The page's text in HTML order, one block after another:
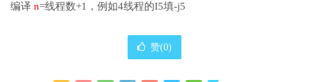
编译 n=线程数+1，例如4线程的I5填-j5
赞(0)